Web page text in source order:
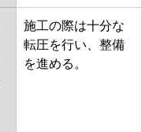
施工の際は十分な
転圧を行い、整備
を進める。